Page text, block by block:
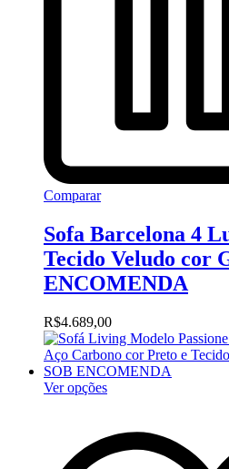
Comparar
Sofa Barcelona 4
Tecido Veludo cor
ENCOMENDA
R$4.689,00
Ver opções